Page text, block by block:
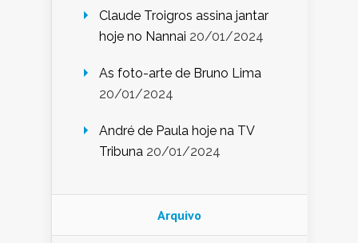
Claude Troigros assina jantar
hoje no Nannai 20/01/2024
As foto-arte de Bruno Lima
20/01/2024
André de Paula hoje na TV
Tribuna 20/01/2024
Arquivo